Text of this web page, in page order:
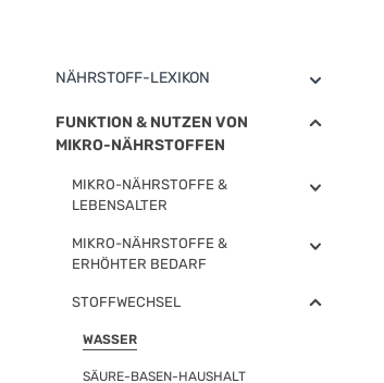
NÄHRSTOFF-LEXIKON
FUNKTION & NUTZEN VON
MIKRO-NÄHRSTOFFEN
MIKRO-NÄHRSTOFFE &
LEBENSALTER
MIKRO-NÄHRSTOFFE &
ERHÖHTER BEDARF
STOFFWECHSEL
WASSER
SÄURE-BASEN-HAUSHALT